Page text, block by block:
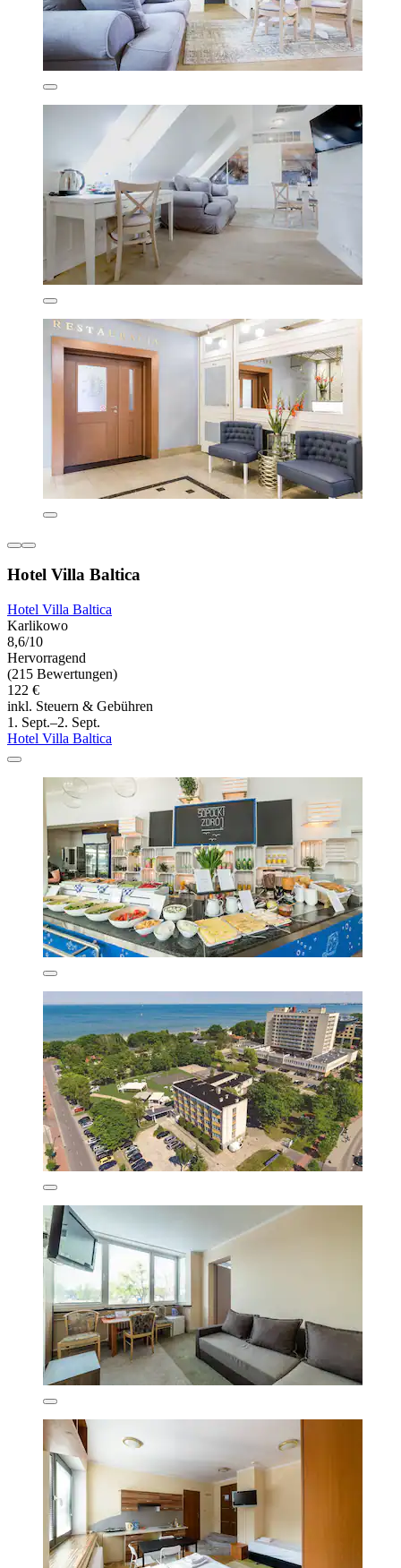
Hotel Villa Baltica
Hotel Villa Baltica
Karlikowo
8,6/10
Hervorragend
(215 Bewertungen)
122 €
inkl. Steuern & Gebühren
1. Sept.–2. Sept.
Hotel Villa Baltica